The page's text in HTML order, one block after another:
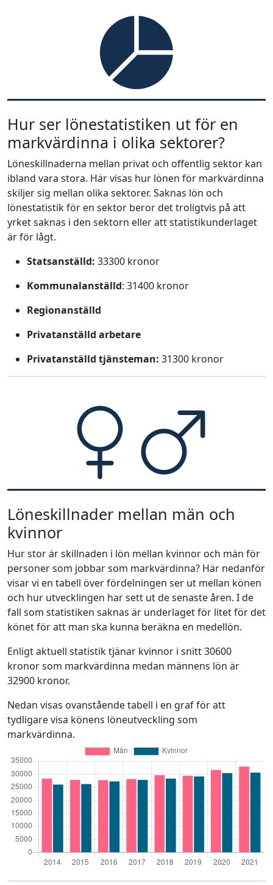
Hur ser lönestatistiken ut för en
markvärdinna i olika sektorer?
Löneskillnaderna mellan privat och offentlig sektor kan
ibland vara stora. Här visas hur lönen för markvärdinna
skiljer sig mellan olika sektorer. Saknas lön och
lönestatistik för en sektor beror det troligtvis på att
yrket saknas i den sektorn eller att statistikunderlaget
är för lågt.
Statsanställd: 33300 kronor
Kommunalanställd: 31400 kronor
Regionanställd
Privatanställd arbetare
Privatanställd tjänsteman: 31300 kronor
Löneskillnader mellan män och
kvinnor
Hur stor är skillnaden i lön mellan kvinnor och män för
personer som jobbar som markvärdinna? Här nedanför
visar vi en tabell över fördelningen ser ut mellan könen
och hur utvecklingen har sett ut de senaste åren. I de
fall som statistiken saknas är underlaget för litet för det
könet för att man ska kunna beräkna en medellön.
Enligt aktuell statistik tjänar kvinnor i snitt 30600
kronor som markvärdinna medan männens lön är
32900 kronor.
Nedan visas ovanstående tabell i en graf för att
tydligare visa könens löneutveckling som
markvärdinna.